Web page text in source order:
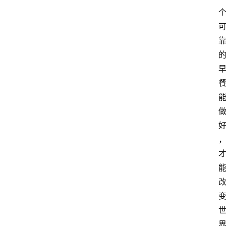
个
可
靠
的
早
餐
能
做
好
，
才
能
改
变
世
界